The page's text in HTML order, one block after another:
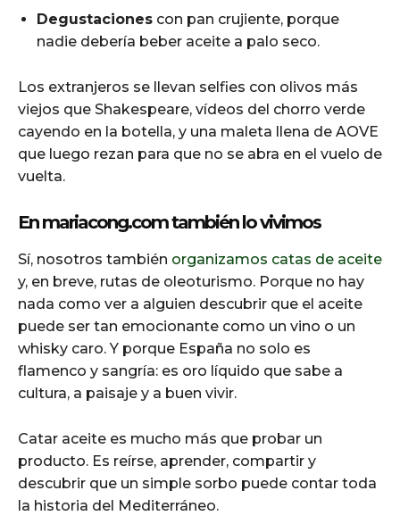
Degustaciones con pan crujiente, porque
nadie debería beber aceite a palo seco.
Los extranjeros se llevan selfies con olivos más
viejos que Shakespeare, vídeos del chorro verde
cayendo en la botella, y una maleta llena de AOVE
que luego rezan para que no se abra en el vuelo de
vuelta.
En mariacong.com también lo vivimos
Sí, nosotros también organizamos catas de aceite
y, en breve, rutas de oleoturismo. Porque no hay
nada como ver a alguien descubrir que el aceite
puede ser tan emocionante como un vino o un
whisky caro. Y porque España no solo es
flamenco y sangría: es oro líquido que sabe a
cultura, a paisaje y a buen vivir.
Catar aceite es mucho más que probar un
producto. Es reírse, aprender, compartir y
descubrir que un simple sorbo puede contar toda
la historia del Mediterráneo.